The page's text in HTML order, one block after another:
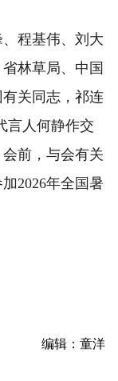
程基伟、刘大
林草局、中国
关同志，祁连
言人何静作交
前，与会有关
2026年全国暑
编辑：童洋